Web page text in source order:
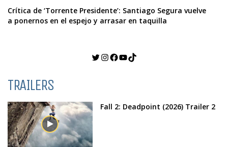
Crítica de ‘Torrente Presidente’: Santiago Segura vuelve
a ponernos en el espejo y arrasar en taquilla
Twitter
Instagram
Facebook
YouTube
TikTok
TRAILERS
Fall 2: Deadpoint (2026) Trailer 2